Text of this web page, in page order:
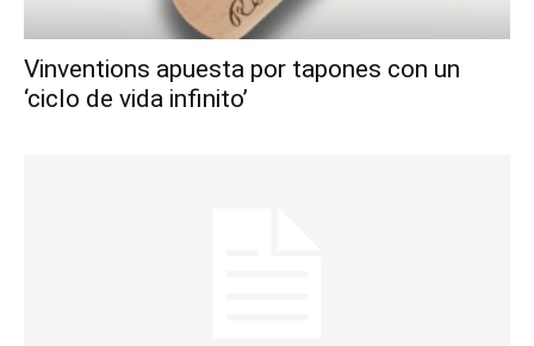
Vinventions apuesta por tapones con un
‘ciclo de vida infinito’